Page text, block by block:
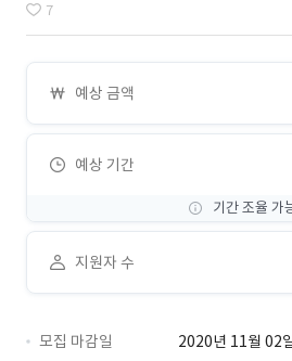
7
예상 금액
예상 기간
기간 조율 가
지원자 수
모집 마감일
2020년 11월 02